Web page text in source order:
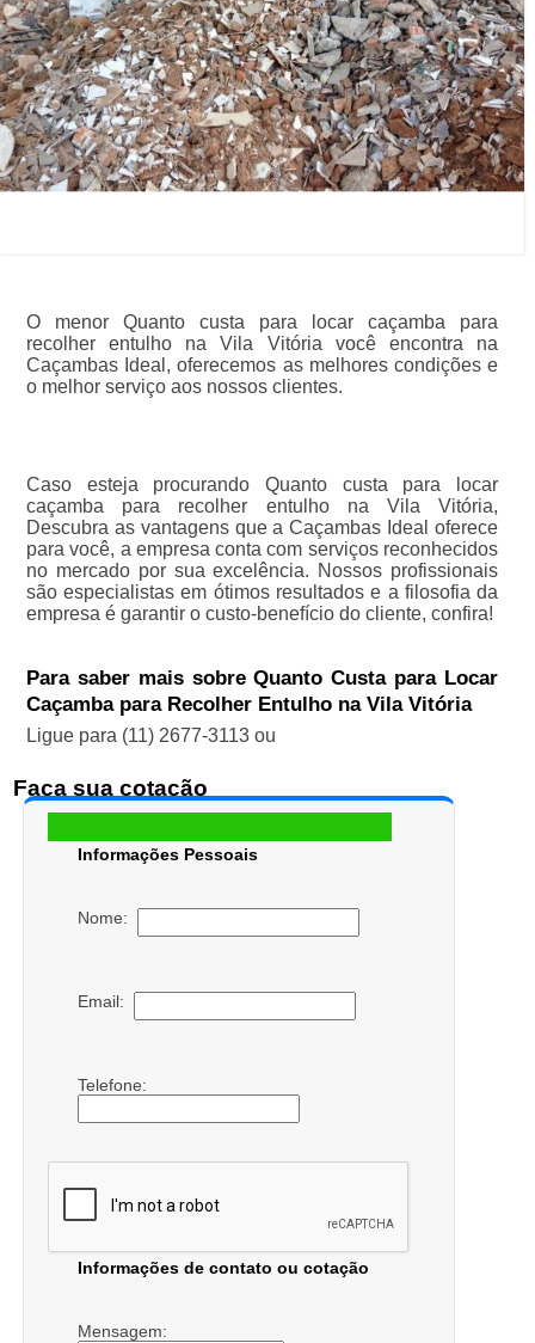
O menor Quanto custa para locar caçamba para
recolher entulho na Vila Vitória você encontra na
Caçambas Ideal, oferecemos as melhores condições e
o melhor serviço aos nossos clientes.
Caso esteja procurando Quanto custa para locar
caçamba para recolher entulho na Vila Vitória,
Descubra as vantagens que a Caçambas Ideal oferece
para você, a empresa conta com serviços reconhecidos
no mercado por sua excelência. Nossos profissionais
são especialistas em ótimos resultados e a filosofia da
empresa é garantir o custo-benefício do cliente, confira!
Para saber mais sobre Quanto Custa para Locar
Caçamba para Recolher Entulho na Vila Vitória
Ligue para (11) 2677-3113ou
Faça sua cotação
Informações Pessoais
Nome:
Email:
Telefone:
Informações de contato ou cotação
Mensagem: